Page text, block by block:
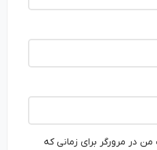
مرورگر برای زمانی که